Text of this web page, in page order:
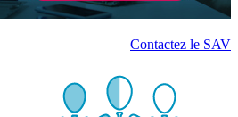
Contactez le SAV